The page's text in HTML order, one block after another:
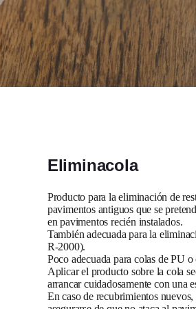
Eliminacola
Producto para la eliminación de
pavimentos antiguos que se
en pavimentos recién instalados.
También adecuada para la
R-2000).
Poco adecuada para colas de PU
Aplicar el producto sobre la cola
arrancar cuidadosamente con una
En caso de recubrimientos